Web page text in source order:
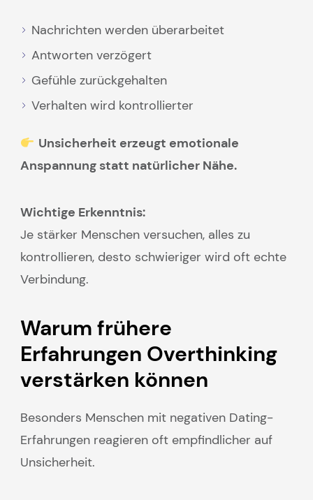
Nachrichten werden überarbeitet
Antworten verzögert
Gefühle zurückgehalten
Verhalten wird kontrollierter
Unsicherheit erzeugt emotionale
Anspannung statt natürlicher Nähe.
Wichtige Erkenntnis:
Je stärker Menschen versuchen, alles zu
kontrollieren, desto schwieriger wird oft echte
Verbindung.
Warum frühere
Erfahrungen Overthinking
verstärken können
Besonders Menschen mit negativen Dating-
Erfahrungen reagieren oft empfindlicher auf
Unsicherheit.